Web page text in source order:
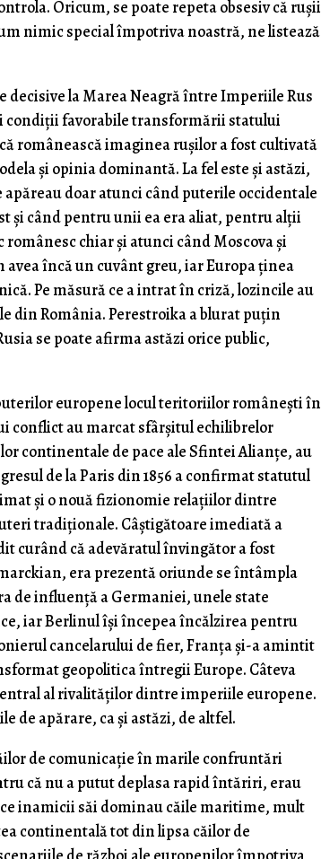
Oricum, se poate repeta obsesiv că rușii
nimic special împotriva noastră, ne listează
decisive la Marea Neagră între Imperiile Rus
condiții favorabile transformării statului
românească imaginea rușilor a fost cultivată
și opinia dominantă. La fel este și astăzi,
doar atunci când puterile occidentale
și când pentru unii ea era aliat, pentru alții
chiar și atunci când Moscova și
încă un cuvânt greu, iar Europa ținea
Pe măsură ce a intrat în criză, lozincile au
din România. Perestroika a blurat puțin
se poate afirma astăzi orice public,
europene locul teritoriilor românești în
conflict au marcat sfârșitul echilibrelor
continentale de pace ale Sfintei Alianțe, au
de la Paris din 1856 a confirmat statutul
și o nouă fizionomie relațiilor dintre
tradiționale. Câștigătoare imediată a
curând că adevăratul învingător a fost
era prezentă oriunde se întâmpla
de influență a Germaniei, unele state
iar Berlinul își începea încălzirea pentru
cancelarului de fier, Franța și-a amintit
geopolitica întregii Europe. Câteva
al rivalităților dintre imperiile europene.
de apărare, ca și astăzi, de altfel.
de comunicație în marile confruntări
că nu a putut deplasa rapid întăriri, erau
inamicii săi dominau căile maritime, mult
continentală tot din lipsa căilor de